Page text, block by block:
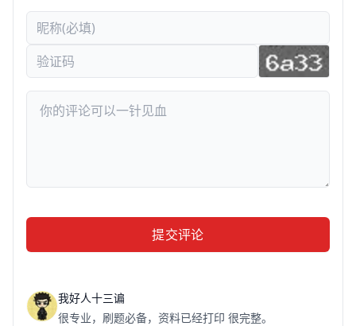
提交评论
我好人十三谝
很专业，刷题必备，资料已经打印 很完整。